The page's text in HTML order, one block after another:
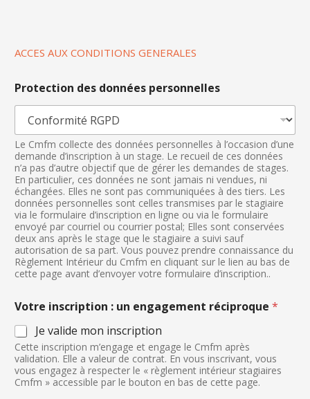
ACCES AUX CONDITIONS GENERALES
Protection des données personnelles
Le Cmfm collecte des données personnelles à l’occasion d’une
demande d’inscription à un stage. Le recueil de ces données
n’a pas d’autre objectif que de gérer les demandes de stages.
En particulier, ces données ne sont jamais ni vendues, ni
échangées. Elles ne sont pas communiquées à des tiers. Les
données personnelles sont celles transmises par le stagiaire
via le formulaire d’inscription en ligne ou via le formulaire
envoyé par courriel ou courrier postal; Elles sont conservées
deux ans après le stage que le stagiaire a suivi sauf
autorisation de sa part. Vous pouvez prendre connaissance du
Règlement Intérieur du Cmfm en cliquant sur le lien au bas de
cette page avant d’envoyer votre formulaire d’inscription..
Votre inscription : un engagement réciproque *
Je valide mon inscription
Cette inscription m’engage et engage le Cmfm après
validation. Elle a valeur de contrat. En vous inscrivant, vous
vous engagez à respecter le « règlement intérieur stagiaires
Cmfm » accessible par le bouton en bas de cette page.